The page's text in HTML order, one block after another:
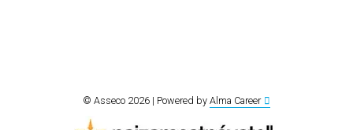
© Asseco 2026 | Powered by Alma Career